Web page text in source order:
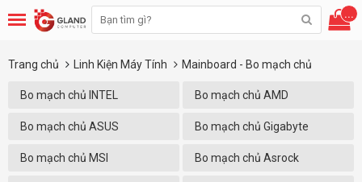
...
Trang chủ Linh Kiện Máy Tính Mainboard - Bo mạch chủ
Bo mạch chủ INTEL Bo mạch chủ AMD
Bo mạch chủ ASUS Bo mạch chủ Gigabyte
Bo mạch chủ MSI Bo mạch chủ Asrock